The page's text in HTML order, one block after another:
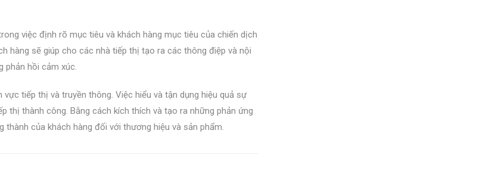
việc định rõ mục tiêu và khách hàng mục tiêu của chiến dịch
hàng sẽ giúp cho các nhà tiếp thị tạo ra các thông điệp và nội
phản hồi cảm xúc.
tiếp thị và truyền thông. Việc hiểu và tận dụng hiệu quả sự
thị thành công. Bằng cách kích thích và tạo ra những phản ứng
của khách hàng đối với thương hiệu và sản phẩm.